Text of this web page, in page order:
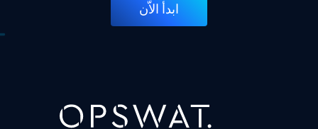
ابدأ الاّن